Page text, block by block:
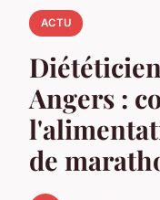
ACTU
Angers :
de